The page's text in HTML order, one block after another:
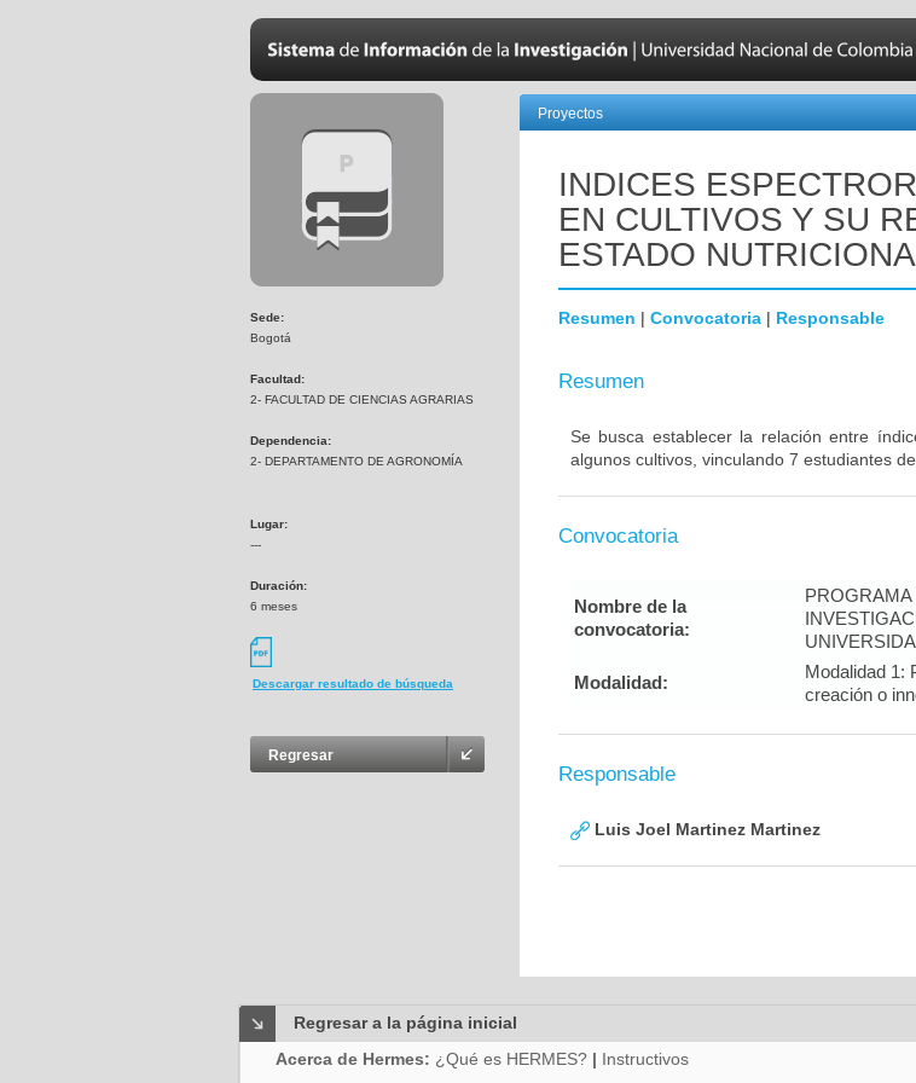
Sede:
Bogotá
Facultad:
2- FACULTAD DE CIENCIAS AGRARIAS
Dependencia:
2- DEPARTAMENTO DE AGRONOMÍA
Lugar:
---
Duración:
6 meses
Descargar resultado de búsqueda
Regresar
Proyectos
INDICES
EN CULTIVOS Y SU
ESTADO
Resumen | Convocatoria | Responsable
Resumen
Se busca establecer la relación entre
algunos cultivos, vinculando 7 estudiantes
Convocatoria
Nombre de la
convocatoria:
Modalidad:
Modalidad 1:
creación o
Responsable
Luis Joel Martinez Martinez
Regresar a la página inicial
Acerca de Hermes: ¿Qué es HERMES? | Instructivos